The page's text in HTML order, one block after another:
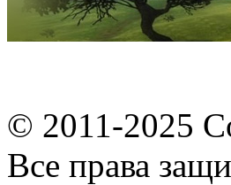
© 2011-2025
Все права